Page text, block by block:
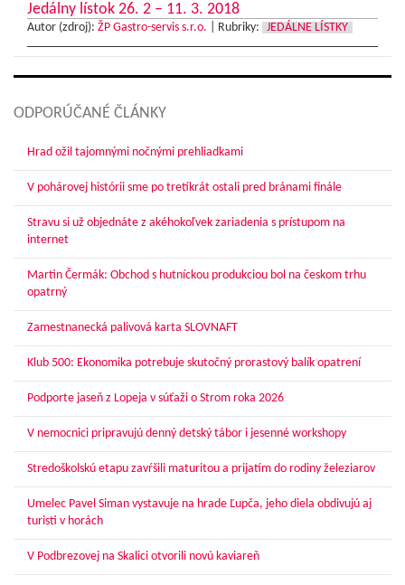
Jedálny lístok 26. 2 – 11. 3. 2018
Autor (zdroj): ŽP Gastro-servis s.r.o. Rubriky: JEDÁLNE LÍSTKY
ODPORÚČANÉ ČLÁNKY
Hrad ožil tajomnými nočnými prehliadkami
V pohárovej histórii sme po tretíkrát ostali pred bránami finále
Stravu si už objednáte z akéhokoľvek zariadenia s prístupom na
internet
Martin Čermák: Obchod s hutníckou produkciou bol na českom trhu
opatrný
Zamestnanecká palivová karta SLOVNAFT
Klub 500: Ekonomika potrebuje skutočný prorastový balík opatrení
Podporte jaseň z Lopeja v súťaži o Strom roka 2026
V nemocnici pripravujú denný detský tábor i jesenné workshopy
Stredoškolskú etapu zavŕšili maturitou a prijatím do rodiny železiarov
Umelec Pavel Siman vystavuje na hrade Ľupča, jeho diela obdivujú aj
turisti v horách
V Podbrezovej na Skalici otvorili novú kaviareň